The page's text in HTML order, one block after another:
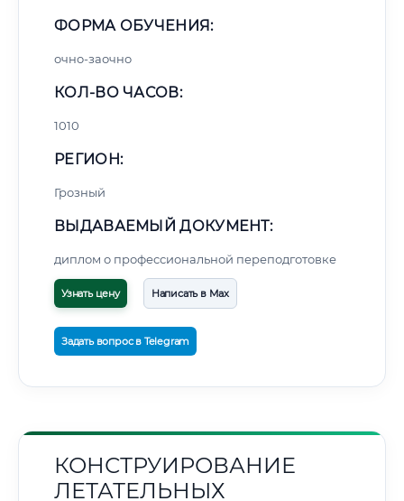
ФОРМА ОБУЧЕНИЯ:
очно-заочно
КОЛ-ВО ЧАСОВ:
1010
РЕГИОН:
Грозный
ВЫДАВАЕМЫЙ ДОКУМЕНТ:
диплом о профессиональной переподготовке
Узнать цену Написать в Max
Задать вопрос в Telegram
КОНСТРУИРОВАНИЕ
ЛЕТАТЕЛЬНЫХ